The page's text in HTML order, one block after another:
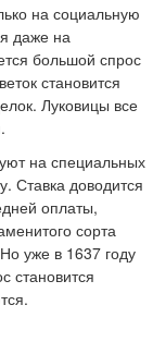
на социальную
даже на
большой спрос
становится
Луковицы все
на специальных
Ставка доводится
оплаты,
сорта
уже в 1637 году
становится